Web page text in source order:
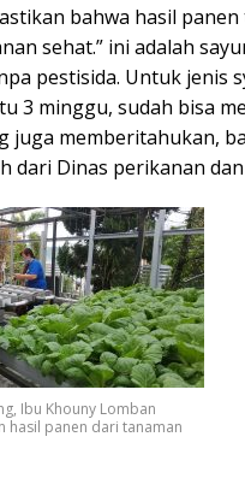
bahwa hasil
sehat.” ini adalah
pestisida. Untuk jenis
3 minggu, sudah bisa
juga memberitahukan,
dari Dinas perikanan
Ibu Khouny Lomban
hasil panen dari tanaman